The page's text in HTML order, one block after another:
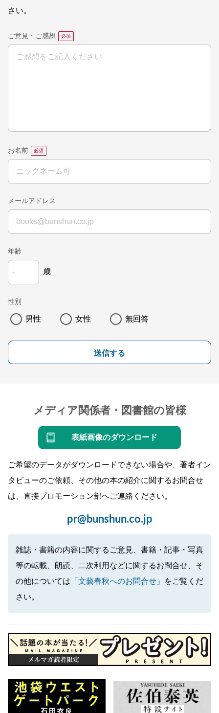
さい。
ご意見・ご感想
お名前
メールアドレス
年齢
歳
性別
男性 女性 無回答
送信する
メディア関係者・図書館の皆様
表紙画像のダウンロード
ご希望のデータがダウンロードできない場合や、著者イン
タビューのご依頼、その他の本の紹介に関するお問合せ
は、直接プロモーション部へご連絡ください。
pr@bunshun.co.jp
雑誌・書籍の内容に関するご意見、書籍・記事・写真
等の転載、朗読、二次利用などに関するお問合せ、そ
の他については 「文藝春秋へのお問合せ」
をご覧くだ
さい。